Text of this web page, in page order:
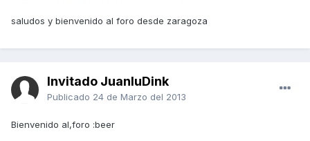
saludos y bienvenido al foro desde zaragoza
Invitado JuanluDink
Publicado 24 de Marzo del 2013
Bienvenido al,foro :beer